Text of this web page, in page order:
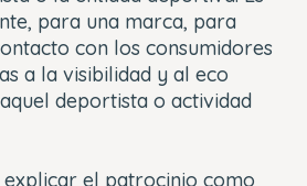
para una marca, para
con los consumidores
a la visibilidad y al eco
deportista o actividad
explicar el patrocinio como